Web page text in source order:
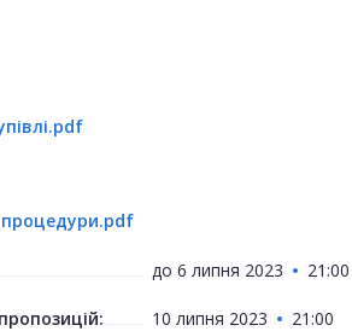
процедури.pdf
до 6 липня 2023 21:00
10 липня 2023 21:00